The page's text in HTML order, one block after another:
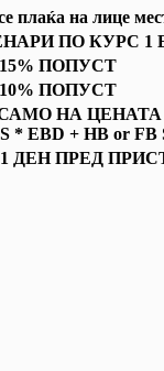
плаќа на лице
ПО КУРС 1
15% ПОПУСТ
10% ПОПУСТ
НА
* EBD + HB or FB
ДЕН ПРЕД